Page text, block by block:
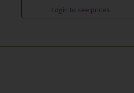
Login to see prices